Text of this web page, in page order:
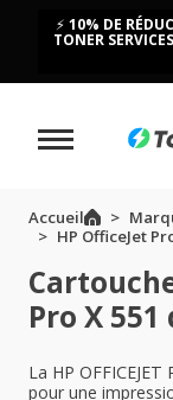
⚡ 10% DE
TONER
Accueil
HP OfficeJet
Pro X 551
La HP
pour une